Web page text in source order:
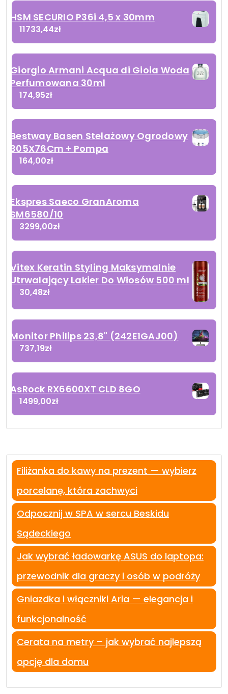
HSM SECURIO P36i 4,5 x 30mm
11733,44zł
Giorgio Armani Acqua di Gioia Woda
Perfumowana 30ml
174,95zł
Bestway Basen Stelażowy Ogrodowy
305X76Cm + Pompa
164,00zł
Ekspres Saeco GranAroma
SM6580/10
3299,00zł
Vitex Keratin Styling Maksymalnie
Utrwalający Lakier Do Włosów 500 ml
30,48zł
Monitor Philips 23,8" (242E1GAJ00)
737,19zł
AsRock RX6600XT CLD 8GO
1499,00zł
Filiżanka do kawy na prezent — wybierz
porcelanę, która zachwyci
Odpocznij w SPA w sercu Beskidu
Sądeckiego
Jak wybrać ładowarkę ASUS do laptopa:
przewodnik dla graczy i osób w podróży
Gniazdka i włączniki Aria — elegancja i
funkcjonalność
Cerata na metry – jak wybrać najlepszą
opcję dla domu